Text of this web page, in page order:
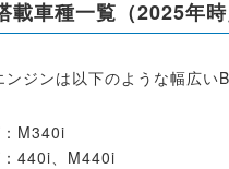
載車種一覧（2025年時
ジンは以下のような幅広い
M340i
440i、M440i